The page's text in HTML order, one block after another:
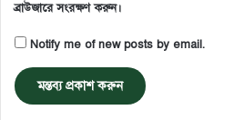
ব্রাউজারে সংরক্ষণ করুন।
Notify me of new posts by email.